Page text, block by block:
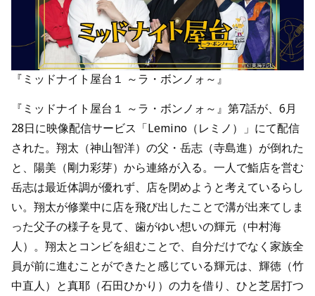
『ミッドナイト屋台１ ～ラ・ボンノォ～』
『ミッドナイト屋台１ ～ラ・ボンノォ～』第7話が、6月
28日に映像配信サービス「Lemino（レミノ）」にて配信
された。翔太（神山智洋）の父・岳志（寺島進）が倒れた
と、陽美（剛力彩芽）から連絡が入る。一人で鮨店を営む
岳志は最近体調が優れず、店を閉めようと考えているらし
い。翔太が修業中に店を飛び出したことで溝が出来てしま
った父子の様子を見て、歯がゆい想いの輝元（中村海
人）。翔太とコンビを組むことで、自分だけでなく家族全
員が前に進むことができたと感じている輝元は、輝徳（竹
中直人）と真耶（石田ひかり）の力を借り、ひと芝居打つ